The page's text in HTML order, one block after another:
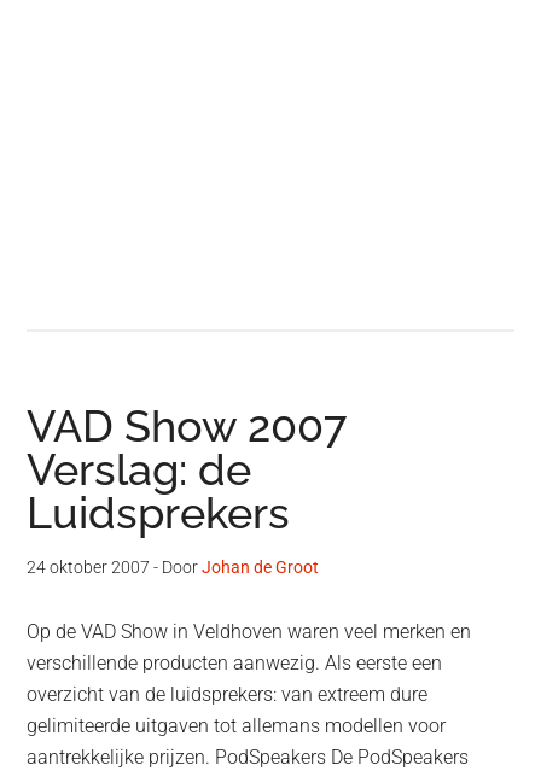
VAD Show 2007
Verslag: de
Luidsprekers
24 oktober 2007 - DoorJohan de Groot
Op de VAD Show in Veldhoven waren veel merken en
verschillende producten aanwezig. Als eerste een
overzicht van de luidsprekers: van extreem dure
gelimiteerde uitgaven tot allemans modellen voor
aantrekkelijke prijzen. PodSpeakers De PodSpeakers